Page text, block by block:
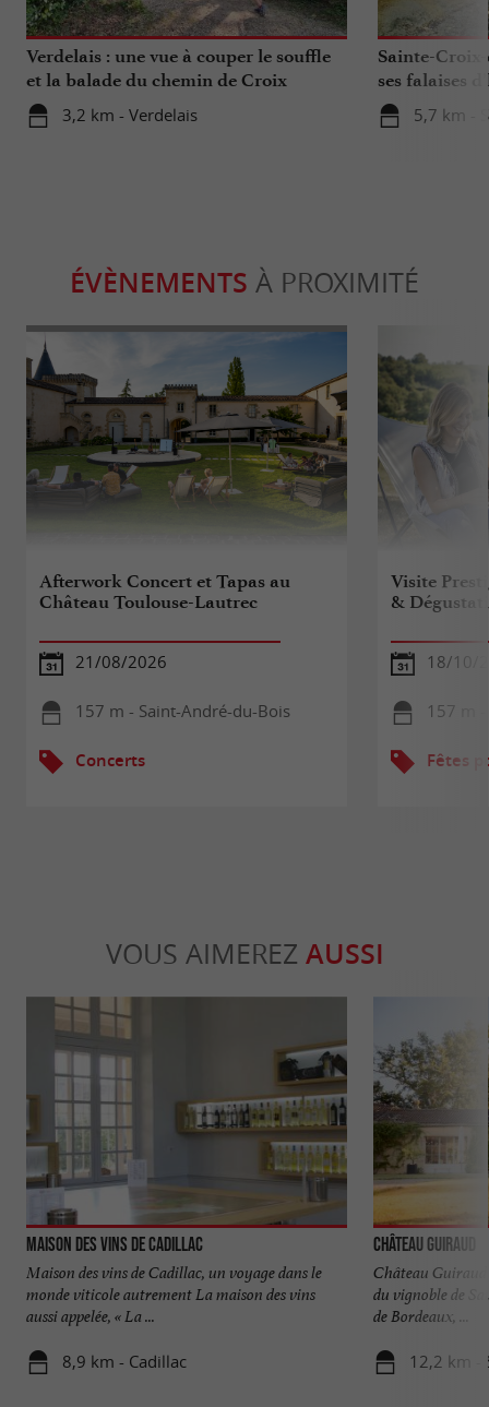
Verdelais : une vue à couper le souffle
et la balade du chemin de Croix
3,2 km - Verdelais
Sainte-
ses falaises
5,7 km -
ÉVÈNEMENTS À PROXIMITÉ
Afterwork Concert et Tapas au
Château Toulouse-Lautrec
21/08/2026
157 m - Saint-André-du-Bois
Concerts
Visite
&
18/10/
157 m
Fêtes
VOUS AIMEREZ AUSSI
Maison des Vins de Cadillac
Maison des vins de Cadillac, un voyage dans le
monde viticole autrement La maison des vins
aussi appelée, « La ...
8,9 km - Cadillac
Château Guiraud
Château
du vignoble de
de Bordeaux, ...
12,2 km -